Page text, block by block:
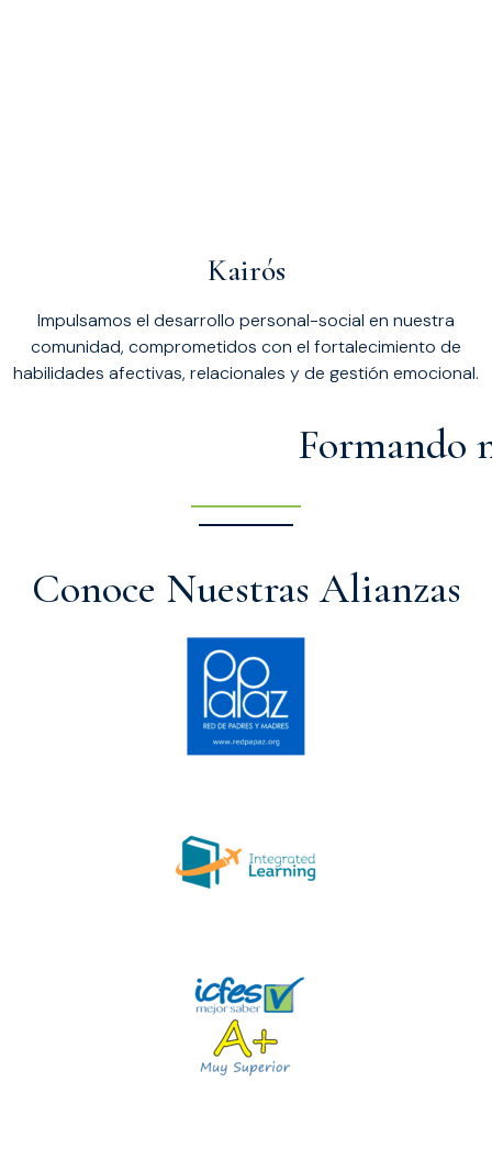
Kairós
Impulsamos el desarrollo personal-social en nuestra
comunidad, comprometidos con el fortalecimiento de
habilidades afectivas, relacionales y de gestión emocional.
Formando
Conoce Nuestras Alianzas